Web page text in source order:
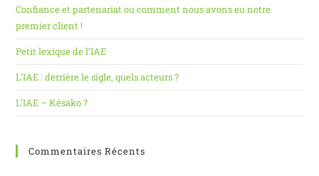
Confiance et partenariat ou comment nous avons eu notre
premier client !
Petit lexique de l’IAE
L’IAE : derrière le sigle, quels acteurs ?
L’IAE – Késako ?
Commentaires Récents